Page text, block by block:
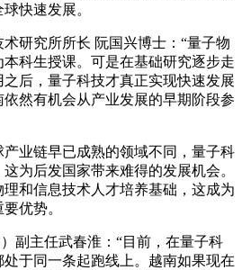
快速发展。
研究所所长 阮国兴博士：“量子物
科生授课。可是在基础研究逐步走
后，量子科技才真正实现快速发展
然有机会从产业发展的早期阶段参
业链早已成熟的领域不同，量子科
为后发国家带来难得的发展机会。
和信息技术人才培养基础，这成为
优势。
副主任武春淮：“目前，在量子科
于同一条起跑线上。越南如果现在